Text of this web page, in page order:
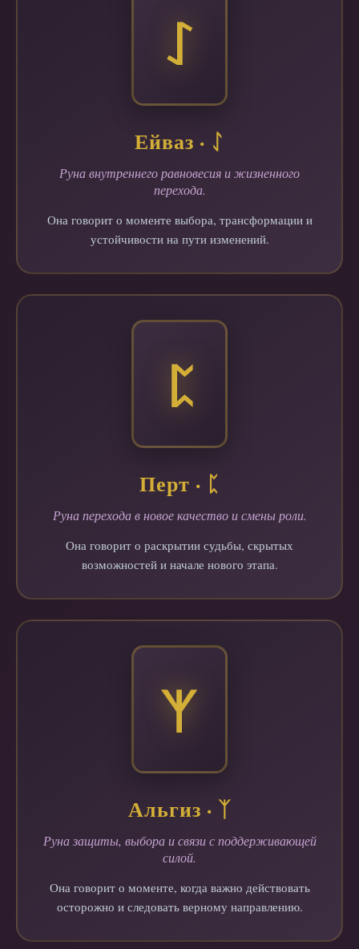
ᛇ
Ейваз · ᛇ
Руна внутреннего равновесия и жизненного
перехода.
Она говорит о моменте выбора, трансформации и
устойчивости на пути изменений.
ᛈ
Перт · ᛈ
Руна перехода в новое качество и смены роли.
Она говорит о раскрытии судьбы, скрытых
возможностей и начале нового этапа.
ᛉ
Альгиз · ᛉ
Руна защиты, выбора и связи с поддерживающей
силой.
Она говорит о моменте, когда важно действовать
осторожно и следовать верному направлению.